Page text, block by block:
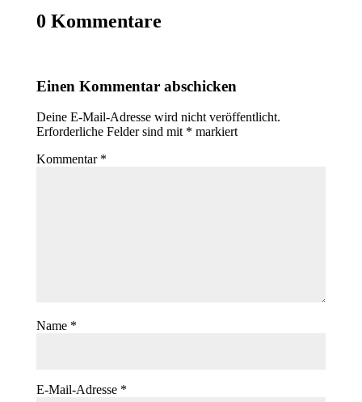
0 Kommentare
Einen Kommentar abschicken
Deine E-Mail-Adresse wird nicht veröffentlicht.
Erforderliche Felder sind mit * markiert
Kommentar *
Name *
E-Mail-Adresse *